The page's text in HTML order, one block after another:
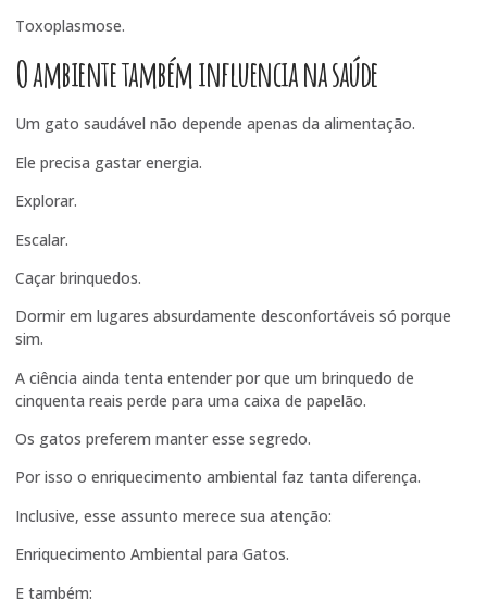
Toxoplasmose.
O ambiente também influencia na saúde
Um gato saudável não depende apenas da alimentação.
Ele precisa gastar energia.
Explorar.
Escalar.
Caçar brinquedos.
Dormir em lugares absurdamente desconfortáveis só porque
sim.
A ciência ainda tenta entender por que um brinquedo de
cinquenta reais perde para uma caixa de papelão.
Os gatos preferem manter esse segredo.
Por isso o enriquecimento ambiental faz tanta diferença.
Inclusive, esse assunto merece sua atenção:
Enriquecimento Ambiental para Gatos.
E também: